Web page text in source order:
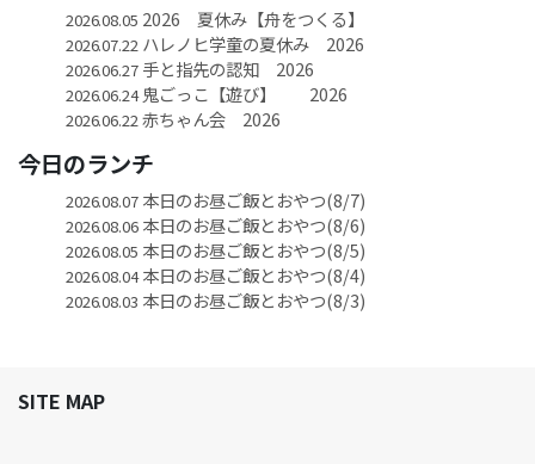
2026.08.05 2026 夏休み【舟をつくる】
2026.07.22 ハレノヒ学童の夏休み 2026
2026.06.27手と指先の認知 2026
2026.06.24鬼ごっこ【遊び】 2026
2026.06.22赤ちゃん会 2026
今日のランチ
2026.08.07本日のお昼ご飯とおやつ(8/7)
2026.08.06本日のお昼ご飯とおやつ(8/6)
2026.08.05 本日のお昼ご飯とおやつ(8/5)
2026.08.04本日のお昼ご飯とおやつ(8/4)
2026.08.03 本日のお昼ご飯とおやつ(8/3)
SITE MAP